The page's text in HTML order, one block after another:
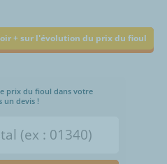
+ sur l'évolution du prix du fioul
prix du fioul dans votre
un devis !